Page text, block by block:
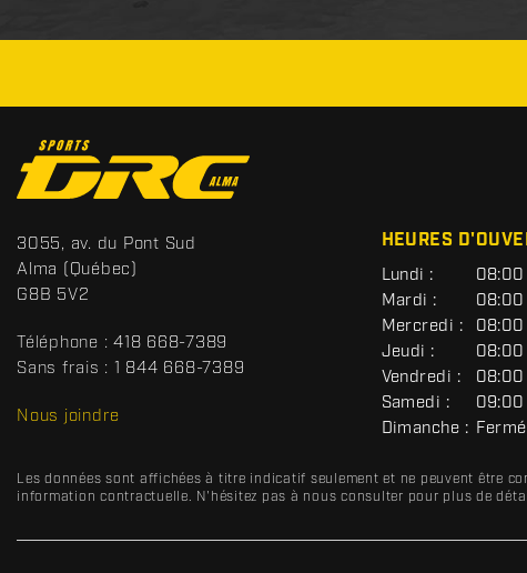
o
n
t
a
c
t
S
p
o
t
s
R
3055, av. du Pont Sud
Alma (Québec)
G8B 5V2
Téléphone : 418 668-7389
Sans frais : 1 844 668-7389
Nous joindre
HEURES
G
É
N
É
R
A
L
Lundi :
08:00
Mardi :
08:00
Mercredi :
08:00
Jeudi :
Vendredi :
08:00
Samedi :
09:00
Dimanche : Fermé
Les données sont affichées à titre indicatif seulement et ne peuvent être
information contractuelle. N'hésitez pas à nous consulter pour plus de